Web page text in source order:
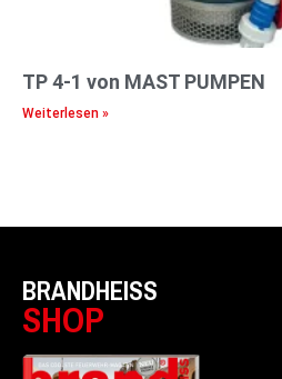
TP 4-1 von MAST PUMPEN
Weiterlesen »
BRANDHEISS
SHOP